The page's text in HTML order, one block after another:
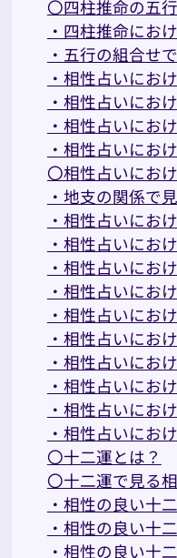
〇四柱推命の五
・四柱推命にお
・五行の組合せ
・相性占いにお
・相性占いにお
・相性占いにお
・相性占いにお
〇相性占いにお
・地支の関係で
・相性占いにお
・相性占いにお
・相性占いにお
・相性占いにお
・相性占いにお
・相性占いにお
・相性占いにお
・相性占いにお
・相性占いにお
・相性占いにお
〇十二運とは？
〇十二運で見る
・相性の良い十
・相性の良い十
・相性の良い十